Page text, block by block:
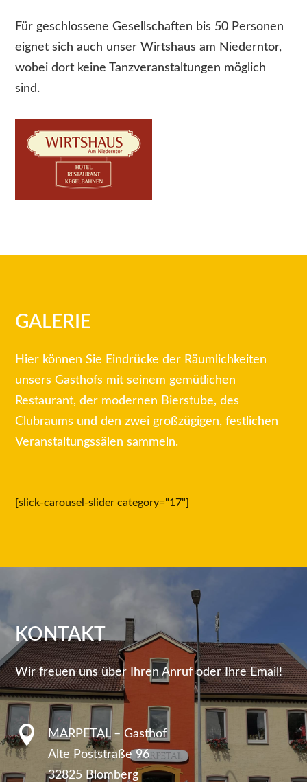
Für geschlossene Gesellschaften bis 50 Personen
eignet sich auch unser Wirtshaus am Niederntor,
wobei dort keine Tanzveranstaltungen möglich
sind.
GALERIE
Hier können Sie Eindrücke der Räumlichkeiten
unsers Gasthofs mit seinem gemütlichen
Restaurant, der modernen Bierstube, des
Clubraums und den zwei großzügigen, festlichen
Veranstaltungssälen sammeln.
[slick-carousel-slider category="17"]
KONTAKT
Wir freuen uns über Ihren Anruf oder Ihre Email!

MARPETAL – Gasthof
Alte Poststraße 96
32825 Blomberg